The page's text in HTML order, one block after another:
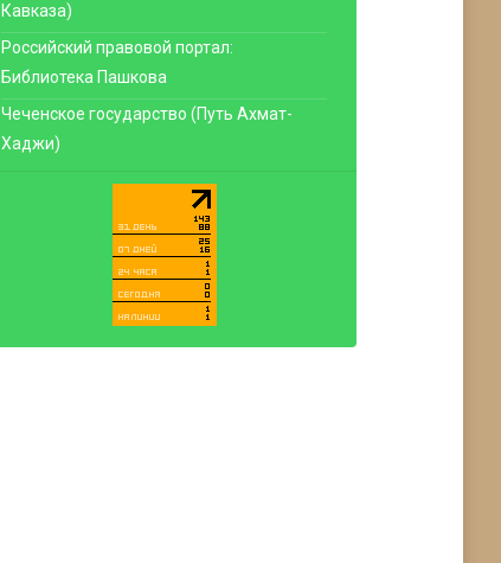
Кавказа)
Российский правовой портал:
Библиотека Пашкова
Чеченское государство (Путь Ахмат-
Хаджи)